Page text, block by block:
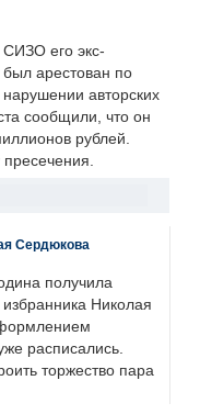
СИЗО его экс-
арестован по
авторских
сообщили, что он
рублей.
пресечения.
Сердюкова
получила
Николая
расписались.
торжество пара